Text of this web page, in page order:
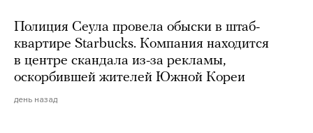
Полиция Сеула провела обыски в штаб-
квартире Starbucks. Компания находится
в центре скандала из-за рекламы,
оскорбившей жителей Южной Кореи
день назад